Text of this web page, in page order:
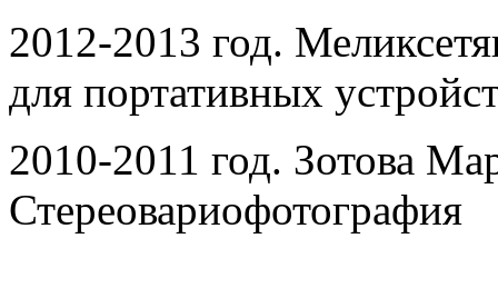
2012-2013 год.
для портативных
2010-2011 год. Зотова
Стереовариофотография